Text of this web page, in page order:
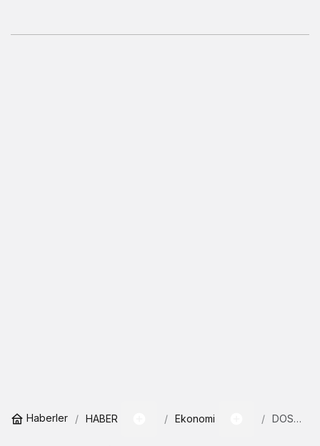
Haberler HABER Ekonomi